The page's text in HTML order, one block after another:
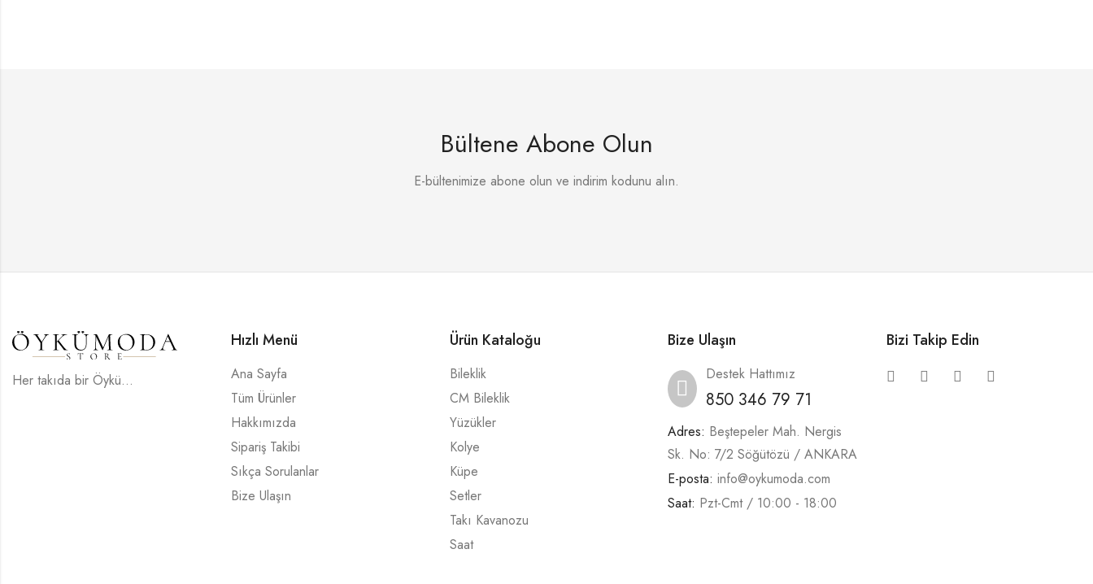
Bültene Abone Olun
E-bültenimize abone olun ve indirim kodunu alın.
Her takıda bir Öykü...
Hızlı Menü
Ana Sayfa
Tüm Ürünler
Hakkımızda
Sipariş Takibi
Sıkça Sorulanlar
Bize Ulaşın
Ürün Kataloğu
Bileklik
CM Bileklik
Yüzükler
Kolye
Küpe
Setler
Takı Kavanozu
Saat
Bize Ulaşın
Destek Hattımız
850 346 79 71
Adres: Beştepeler Mah. Nergis
Sk. No: 7/2 Söğütözü / ANKARA
E-posta: info@oykumoda.com
Saat: Pzt-Cmt / 10:00 - 18:00
Bizi Takip Edin